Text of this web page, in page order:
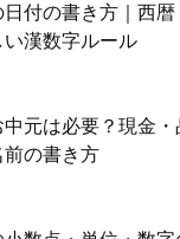
日付の書き方｜西
い漢数字ルール
中元は必要？現金
前の書き方